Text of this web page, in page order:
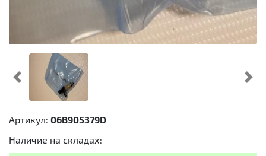
Предыдущий
Артикул: 06B905379D
Наличие на складах: